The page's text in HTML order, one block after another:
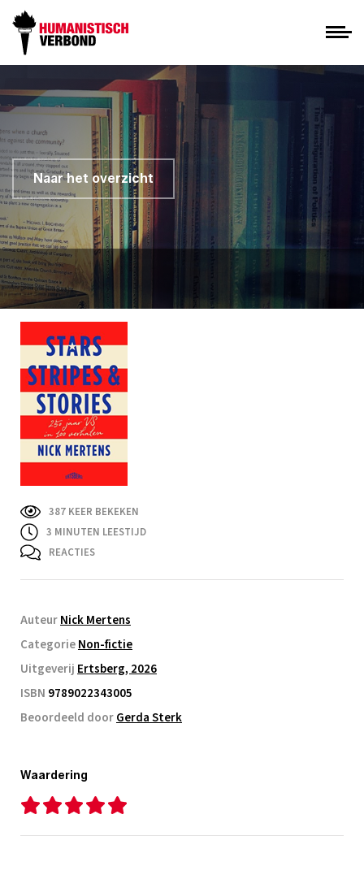
Naar het overzicht
387 KEER BEKEKEN
3 MINUTEN LEESTIJD
REACTIES
AuteurNick Mertens
CategorieNon-fictie
Uitgeverij Ertsberg, 2026
ISBN 9789022343005
Beoordeeld doorGerda Sterk
Waardering